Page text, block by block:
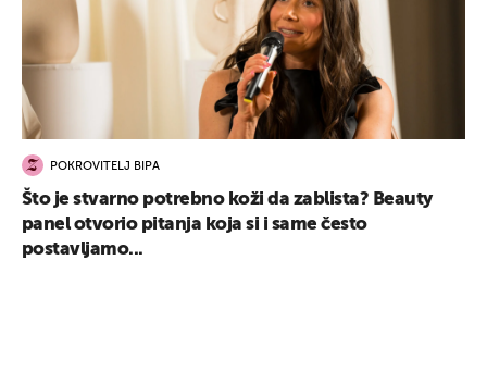
POKROVITELJ BIPA
Što je stvarno potrebno koži da zablista? Beauty
panel otvorio pitanja koja si i same često
postavljamo...